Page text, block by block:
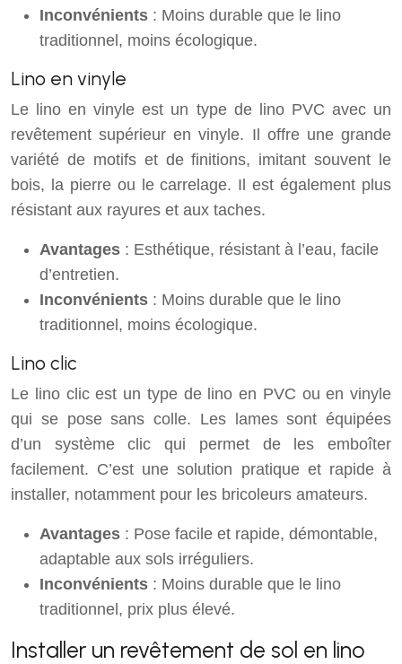
Inconvénients : Moins durable que le lino
traditionnel, moins écologique.
Lino en vinyle
Le lino en vinyle est un type de lino PVC avec un
revêtement supérieur en vinyle. Il offre une grande
variété de motifs et de finitions, imitant souvent le
bois, la pierre ou le carrelage. Il est également plus
résistant aux rayures et aux taches.
Avantages : Esthétique, résistant à l’eau, facile
d’entretien.
Inconvénients : Moins durable que le lino
traditionnel, moins écologique.
Lino clic
Le lino clic est un type de lino en PVC ou en vinyle
qui se pose sans colle. Les lames sont équipées
d’un système clic qui permet de les emboîter
facilement. C’est une solution pratique et rapide à
installer, notamment pour les bricoleurs amateurs.
Avantages : Pose facile et rapide, démontable,
adaptable aux sols irréguliers.
Inconvénients : Moins durable que le lino
traditionnel, prix plus élevé.
Installer un revêtement de sol en lino